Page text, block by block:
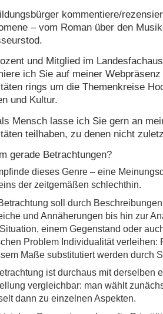
kommentiere/
– vom Roman über den
und Mitglied im
ich Sie auf meiner
rings um die Themenkreise
und Kultur.
Mensch lasse ich Sie gern an
teilhaben, zu denen nicht
gerade Betrachtungen?
dieses Genre – eine
der zeitgemäßen schlechthin.
soll durch
und Annäherungen bis hin zur
einem Gegenstand oder
Problem Individualität verleihen:
Maße substitutiert werden durch
ist durchaus mit derselben
vergleichbar: man wählt
dann zu einzelnen Aspekten.